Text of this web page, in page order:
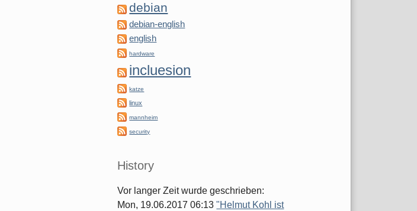
debian
debian-english
english
hardware
incluesion
katze
linux
mannheim
security
History
Vor langer Zeit wurde geschrieben:
Mon, 19.06.2017 06:13"Helmut Kohl ist